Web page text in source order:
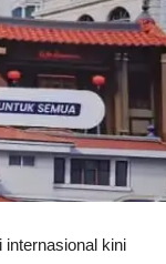
internasional kini